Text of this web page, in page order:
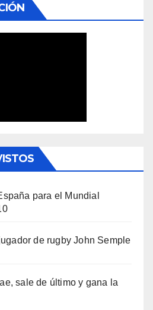
para el Mundial
de rugby John Semple
sale de último y gana la